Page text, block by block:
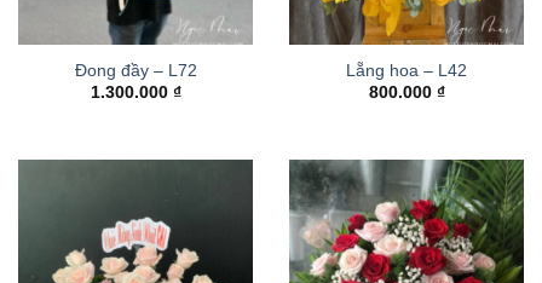
Đong đầy – L72
1.300.000 ₫
Lẵng hoa – L42
800.000 ₫